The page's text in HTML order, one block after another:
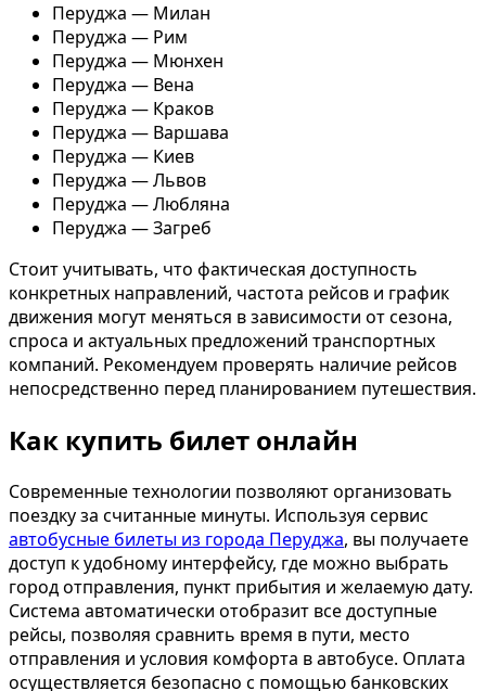
Перуджа — Милан
Перуджа — Рим
Перуджа — Мюнхен
Перуджа — Вена
Перуджа — Краков
Перуджа — Варшава
Перуджа — Киев
Перуджа — Львов
Перуджа — Любляна
Перуджа — Загреб
Стоит учитывать, что фактическая доступность
конкретных направлений, частота рейсов и график
движения могут меняться в зависимости от сезона,
спроса и актуальных предложений транспортных
компаний. Рекомендуем проверять наличие рейсов
непосредственно перед планированием путешествия.
Как купить билет онлайн
Современные технологии позволяют организовать
поездку за считанные минуты. Используя сервис
автобусные билеты из города Перуджа, вы получаете
доступ к удобному интерфейсу, где можно выбрать
город отправления, пункт прибытия и желаемую дату.
Система автоматически отобразит все доступные
рейсы, позволяя сравнить время в пути, место
отправления и условия комфорта в автобусе. Оплата
осуществляется безопасно с помощью банковских